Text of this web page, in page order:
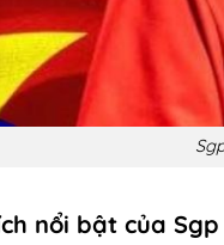
nổi bật của